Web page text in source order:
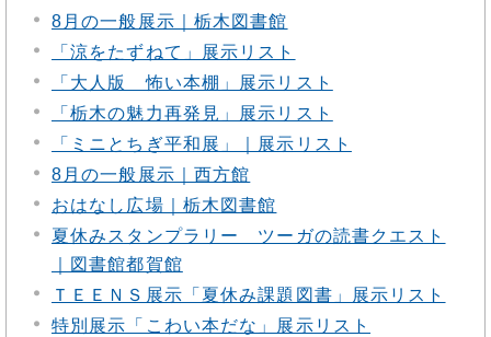
8月の一般展示｜栃木図書館
「涼をたずねて」展示リスト
「大人版 怖い本棚」展示リスト
「栃木の魅力再発見」展示リスト
「ミニとちぎ平和展」｜展示リスト
8月の一般展示｜西方館
おはなし広場｜栃木図書館
夏休みスタンプラリー ツーガの読書クエスト
｜図書館都賀館
ＴＥＥＮＳ展示「夏休み課題図書」展示リスト
特別展示「こわい本だな」展示リスト